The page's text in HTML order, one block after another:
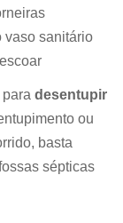
vaso sanitário
desentupir
ou
basta
sépticas